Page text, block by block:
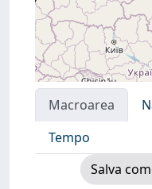
Macroarea
Tempo
Salva